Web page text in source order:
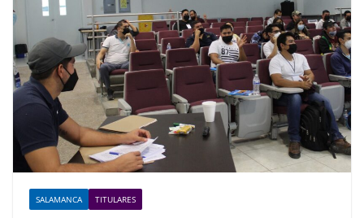
SALAMANCA TITULARES